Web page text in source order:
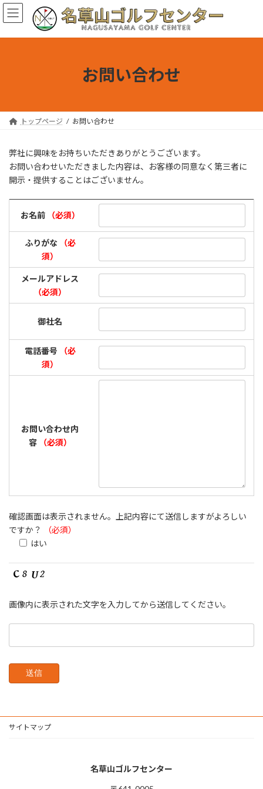
コ
ン
ン
プ
ナ
ビ
ー
動
お問い合わせ
トップページ お問い合わせ
弊社に興味をお持ちいただきありがとうございます。
お問い合わせいただきました内容は、お客様の同意なく第三者に
開示・提供することはございません。
お名前 （必須）
ふりがな
（必
須）
メールアドレス
（必須）
御社名
電話番号
（必
須）
お問い合わせ内
容
（必須）
確認画面は表示されません。上記内容にて送信しますがよろしい
ですか？
（必須）
はい
画像内に表示された文字を入力してから送信してください。
サイトマップ
名草山ゴルフセンター